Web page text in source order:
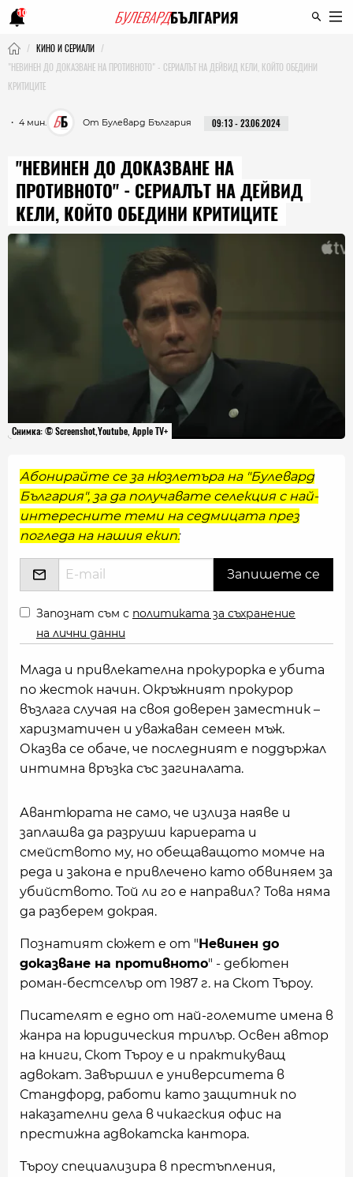
10
КИНО И СЕРИАЛИ
"НЕВИНЕН ДО ДОКАЗВАНЕ НА ПРОТИВНОТО" - СЕРИАЛЪТ НА ДЕЙВИД КЕЛИ, КОЙТО ОБЕДИНИ
КРИТИЦИТЕ
・ 4 мин. От Булевард България 09:13 - 23.06.2024
"НЕВИНЕН ДО ДОКАЗВАНЕ НА
ПРОТИВНОТО" - СЕРИАЛЪТ НА ДЕЙВИД
КЕЛИ, КОЙТО ОБЕДИНИ КРИТИЦИТЕ
Снимка: © Screenshot,Youtube, Apple TV+
Абонирайте се за нюзлетъра на "Булевард
България", за да получавате селекция с най-
интересните теми на седмицата през
погледа на нашия екип:
Запознат съм с политиката за съхранение
на лични данни
Млада и привлекателна прокурорка е убита
по жесток начин. Окръжният прокурор
възлага случая на своя доверен заместник –
харизматичен и уважаван семеен мъж.
Оказва се обаче, че последният е поддържал
интимна връзка със загиналата.
Авантюрата не само, че излиза наяве и
заплашва да разруши кариерата и
смейството му, но обещаващото момче на
реда и закона е привлечено като обвиняем за
убийството. Той ли го е направил? Това няма
да разберем докрая.
Познатият сюжет е от "Невинен до
доказване на противното" - дебютен
роман-бестселър от 1987 г. на Скот Търоу.
Писателят е едно от най-големите имена в
жанра на юридическия трилър. Освен автор
на книги, Скот Търоу е и практикуващ
адвокат. Завършил е университета в
Стандфорд, работи като защитник по
наказателни дела в чикагския офис на
престижна адвокатска кантора.
Търоу специализира в престъпления,